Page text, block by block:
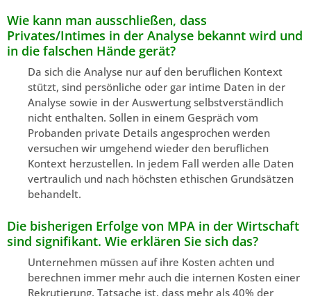
Wie kann man ausschließen, dass
Privates/Intimes in der Analyse bekannt wird und
in die falschen Hände gerät?
Da sich die Analyse nur auf den beruflichen Kontext
stützt, sind persönliche oder gar intime Daten in der
Analyse sowie in der Auswertung selbstverständlich
nicht enthalten. Sollen in einem Gespräch vom
Probanden private Details angesprochen werden
versuchen wir umgehend wieder den beruflichen
Kontext herzustellen. In jedem Fall werden alle Daten
vertraulich und nach höchsten ethischen Grundsätzen
behandelt.
Die bisherigen Erfolge von MPA in der Wirtschaft
sind signifikant. Wie erklären Sie sich das?
Unternehmen müssen auf ihre Kosten achten und
berechnen immer mehr auch die internen Kosten einer
Rekrutierung. Tatsache ist, dass mehr als 40% der